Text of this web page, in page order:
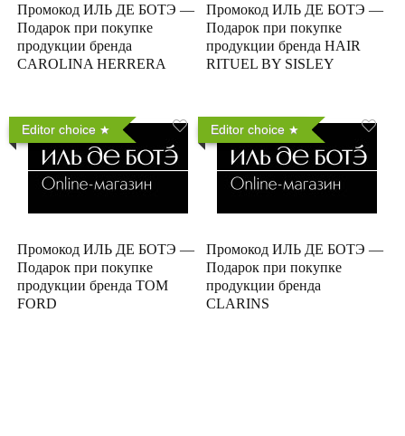
Промокод ИЛЬ ДЕ БОТЭ —
Подарок при покупке
продукции бренда
CAROLINA HERRERA
Промокод ИЛЬ ДЕ БОТЭ —
Подарок при покупке
продукции бренда HAIR
RITUEL BY SISLEY
Editor choice
Промокод ИЛЬ ДЕ БОТЭ —
Подарок при покупке
продукции бренда TOM
FORD
Editor choice
Промокод ИЛЬ ДЕ БОТЭ —
Подарок при покупке
продукции бренда
CLARINS